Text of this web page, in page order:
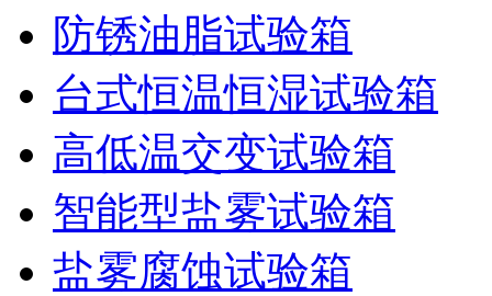
防锈油脂试验箱
台式恒温恒湿试验箱
高低温交变试验箱
智能型盐雾试验箱
盐雾腐蚀试验箱